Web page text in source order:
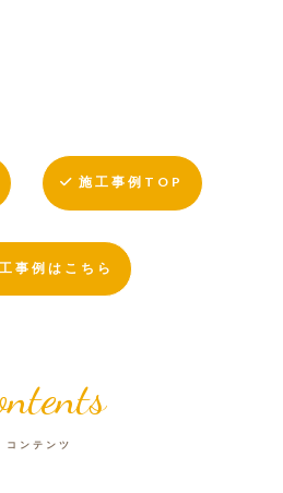
施工事例TOP
事例はこちら
コンテンツ